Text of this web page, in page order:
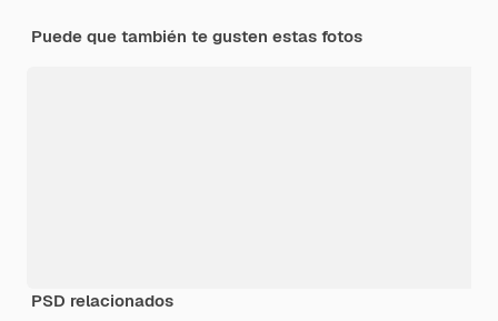
Puede que también te gusten estas fotos
PSD relacionados